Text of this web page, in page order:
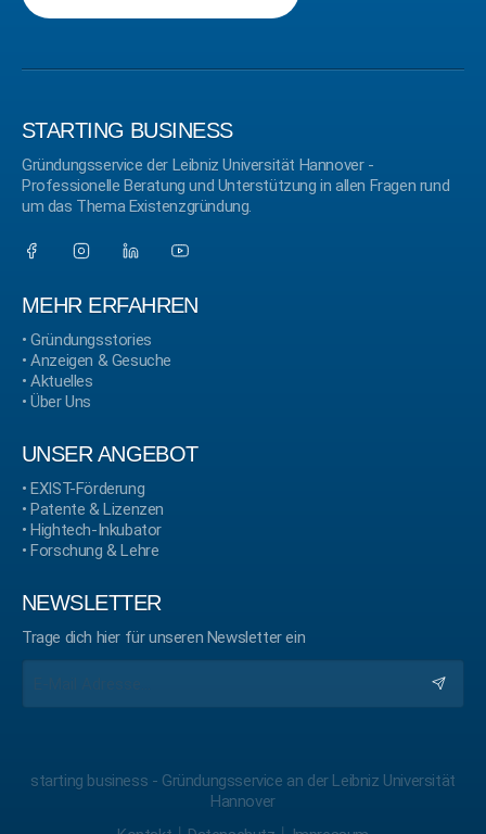
STARTING BUSINESS
Gründungsservice der Leibniz Universität Hannover -
Professionelle Beratung und Unterstützung in allen Fragen rund
um das Thema Existenzgründung.
MEHR ERFAHREN
•Gründungsstories
•Anzeigen & Gesuche
•Aktuelles
•Über Uns
UNSER ANGEBOT
•EXIST-Förderung
•Patente & Lizenzen
•Hightech-Inkubator
•Forschung & Lehre
NEWSLETTER
Trage dich hier für unseren Newsletter ein
starting business - Gründungsservice an der Leibniz Universität
Hannover